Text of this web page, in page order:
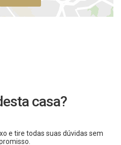
casa?
e tire todas suas dúvidas sem